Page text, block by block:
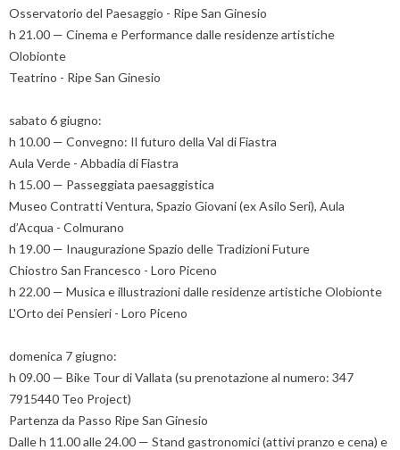
Osservatorio del Paesaggio - Ripe San Ginesio
h 21.00 — Cinema e Performance dalle residenze artistiche
Olobionte
Teatrino - Ripe San Ginesio
sabato 6 giugno:
h 10.00 — Convegno: Il futuro della Val di Fiastra
Aula Verde - Abbadia di Fiastra
h 15.00 — Passeggiata paesaggistica
Museo Contratti Ventura, Spazio Giovani (ex Asilo Seri), Aula
d’Acqua - Colmurano
h 19.00 — Inaugurazione Spazio delle Tradizioni Future
Chiostro San Francesco - Loro Piceno
h 22.00 — Musica e illustrazioni dalle residenze artistiche Olobionte
L'Orto dei Pensieri - Loro Piceno
domenica 7 giugno:
h 09.00 — Bike Tour di Vallata (su prenotazione al numero: 347
7915440 Teo Project)
Partenza da Passo Ripe San Ginesio
Dalle h 11.00 alle 24.00 — Stand gastronomici (attivi pranzo e cena) e